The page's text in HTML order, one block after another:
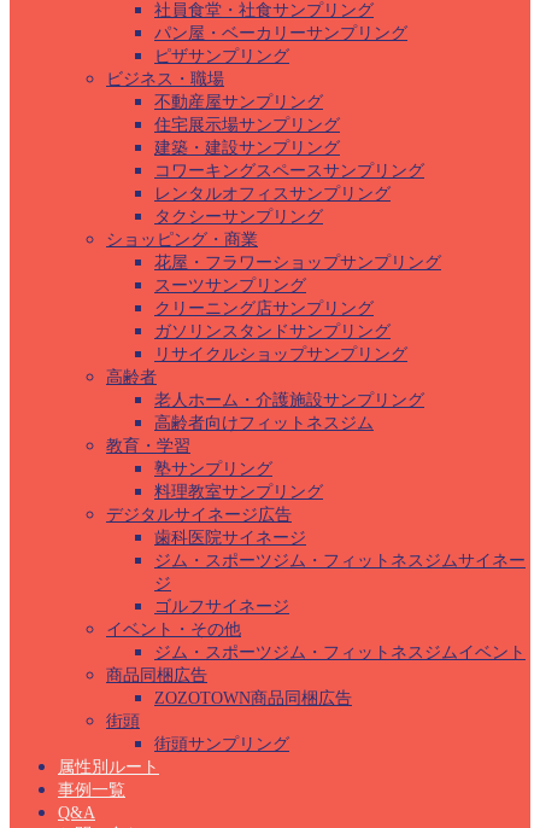
社員食堂・社食サンプリング
パン屋・ベーカリーサンプリング
ピザサンプリング
ビジネス・職場
不動産屋サンプリング
住宅展示場サンプリング
建築・建設サンプリング
コワーキングスペースサンプリング
レンタルオフィスサンプリング
タクシーサンプリング
ショッピング・商業
花屋・フラワーショップサンプリング
スーツサンプリング
クリーニング店サンプリング
ガソリンスタンドサンプリング
リサイクルショップサンプリング
高齢者
老人ホーム・介護施設サンプリング
高齢者向けフィットネスジム
教育・学習
塾サンプリング
料理教室サンプリング
デジタルサイネージ広告
歯科医院サイネージ
ジム・スポーツジム・フィットネスジムサイネー
ジ
ゴルフサイネージ
イベント・その他
ジム・スポーツジム・フィットネスジムイベント
商品同梱広告
ZOZOTOWN商品同梱広告
街頭
街頭サンプリング
属性別ルート
事例一覧
Q&A